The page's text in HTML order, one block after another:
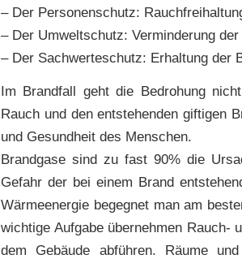
– Der Personenschutz:
– Der Umweltschutz: Verminderung der
– Der Sachwerteschutz: Erhaltung der
Im Brandfall geht die Bedrohung
Rauch und den entstehenden giftigen
und Gesundheit des Menschen.
Brandgase sind zu fast 90% die
Gefahr der bei einem Brand
Wärmeenergie begegnet man am
wichtige Aufgabe übernehmen Rauch-
dem Gebäude abführen. Räume